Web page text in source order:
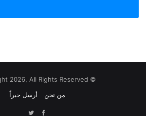
© Copyright 2026, All Rights Reserved
من نحن
أرسل خبراً